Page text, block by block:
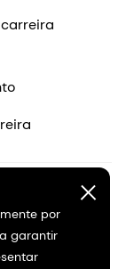
por
garantir